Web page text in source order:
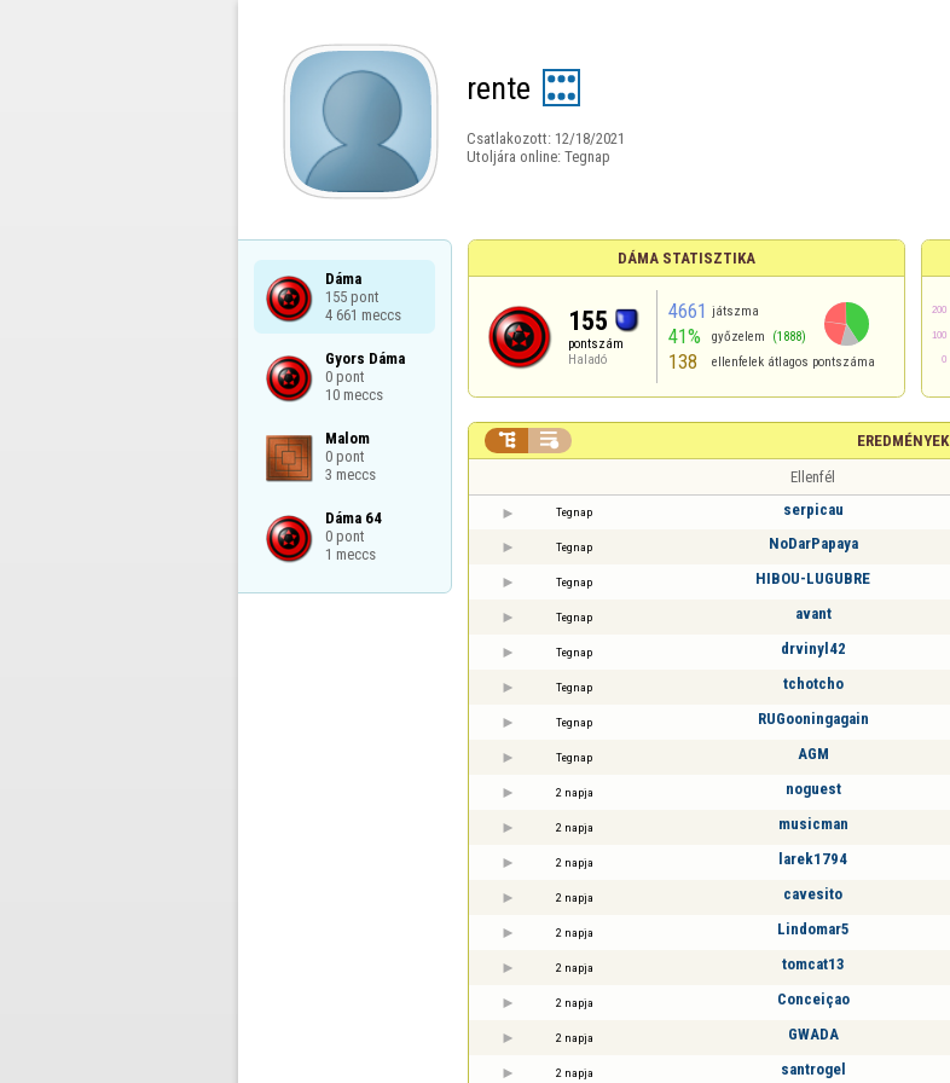
rente
Csatlakozott: 12/18/2021
Utoljára online: Tegnap
Dáma
155 pont
4 661 meccs
Gyors Dáma
0 pont
10 meccs
Malom
0 pont
3 meccs
Dáma 64
0 pont
1 meccs
DÁMA STATISZTIKA
155
pontszám
Haladó
4661 játszma
41% győzelem (1888)
138 ellenfelek átlagos pontszáma
EREDMÉNYEK
 
Ellenfél
Tegnap serpicau
Tegnap NoDarPapaya
Tegnap HIBOU-LUGUBRE
Tegnap avant
Tegnap drvinyl42
Tegnap tchotcho
Tegnap RUGooningagain
Tegnap AGM
2 napja noguest
2 napja musicman
2 napja larek1794
2 napja cavesito
2 napja Lindomar5
2 napja tomcat13
2 napja Conceiçao
2 napja GWADA
2 napja santrogel